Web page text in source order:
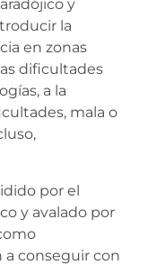
y
la
en zonas
dificultades
a la
mala o
por el
y avalado por
a conseguir con